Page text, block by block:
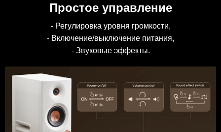
Простое управление
- Регулировка уровня громкости,
- Включение/выключение питания,
- Звуковые эффекты.